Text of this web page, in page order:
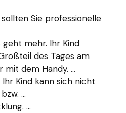
Sie professionelle
mehr. Ihr Kind
des Tages am
dem Handy. ...
Kind kann sich nicht
...
...